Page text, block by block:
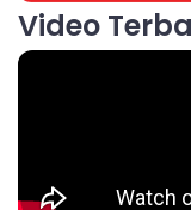
Video